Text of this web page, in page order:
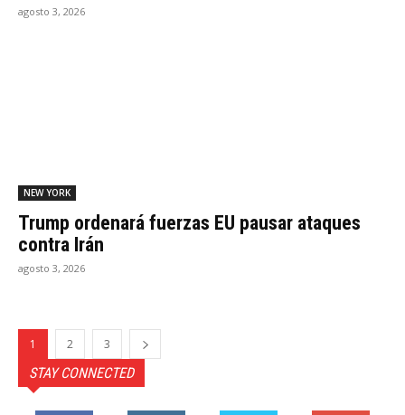
agosto 3, 2026
NEW YORK
Trump ordenará fuerzas EU pausar ataques
contra Irán
agosto 3, 2026
1 2 3
STAY CONNECTED